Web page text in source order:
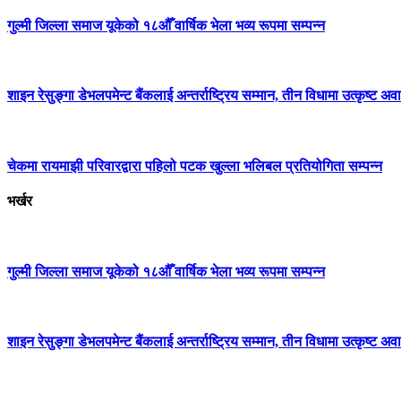
गुल्मी जिल्ला समाज यूकेको १८औँ वार्षिक भेला भव्य रूपमा सम्पन्न
शाइन रेसुङ्गा डेभलपमेन्ट बैंकलाई अन्तर्राष्ट्रिय सम्मान, तीन विधामा उत्कृष्ट
चेकमा रायमाझी परिवारद्वारा पहिलो पटक खुल्ला भलिबल प्रतियोगिता सम्पन्न
भर्खर
गुल्मी जिल्ला समाज यूकेको १८औँ वार्षिक भेला भव्य रूपमा सम्पन्न
शाइन रेसुङ्गा डेभलपमेन्ट बैंकलाई अन्तर्राष्ट्रिय सम्मान, तीन विधामा उत्कृष्ट